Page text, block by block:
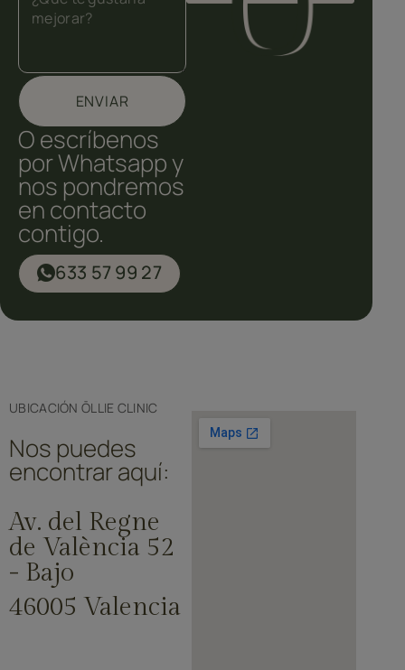
ENVIAR
O escríbenos
por Whatsapp y
nos pondremos
en contacto
contigo.
633 57 99 27
UBICACIÓN ŌLLIE CLINIC
Nos puedes
encontrar aquí:
Av. del Regne
de València 52
- Bajo
46005 Valencia